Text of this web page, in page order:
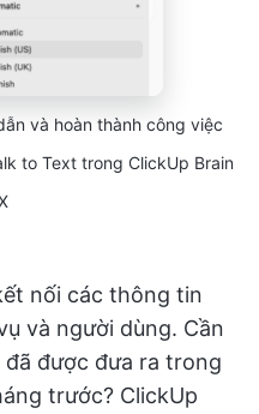
và hoàn thành công việc
to Text trong ClickUp Brain
nối các thông tin
và người dùng. Cần
được đưa ra trong
trước? ClickUp